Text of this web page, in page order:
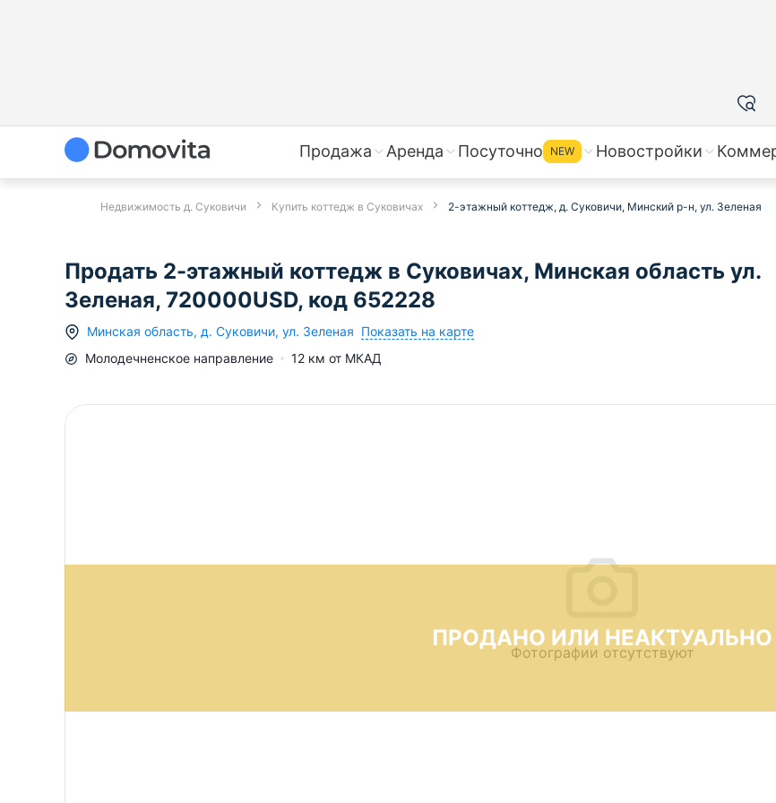
Продажа Аренда Посуточно NEW Новостройки
Недвижимость д. Суковичи Купить коттедж в Суковичах 2-этажный коттедж, д. Суковичи, Минский р-н, ул. Зеленая
Продать 2-этажный коттедж в Суковичах, Минская область ул.
Зеленая, 720000USD, код 652228
Минская область, д. Суковичи, ул. Зеленая Показать на карте
Молодечненское направление 12 км от МКАД
ПРОДАНО ИЛИ НЕАКТУАЛЬНО
Фотографии отсутствуют